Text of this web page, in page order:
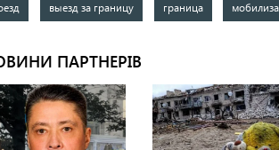
выезд за границу граница